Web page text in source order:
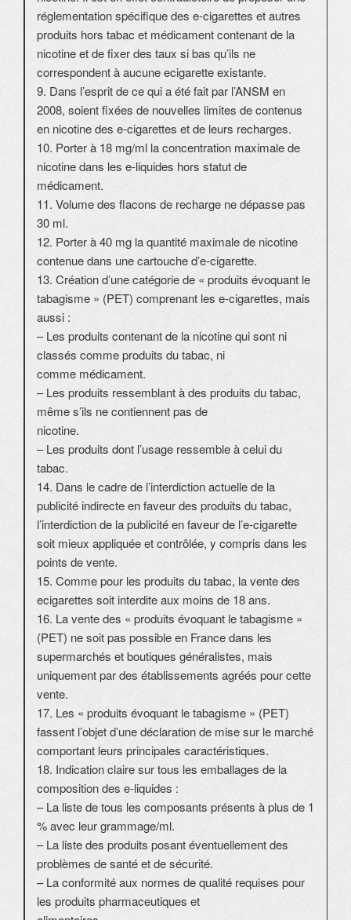
réglementation spécifique des e-cigarettes et autres
produits hors tabac et médicament contenant de la
nicotine et de fixer des taux si bas qu’ils ne
correspondent à aucune ecigarette existante.
9. Dans l’esprit de ce qui a été fait par l’ANSM en
2008, soient fixées de nouvelles limites de contenus
en nicotine des e-cigarettes et de leurs recharges.
10. Porter à 18 mg/ml la concentration maximale de
nicotine dans les e-liquides hors statut de
médicament.
11. Volume des flacons de recharge ne dépasse pas
30 ml.
12. Porter à 40 mg la quantité maximale de nicotine
contenue dans une cartouche d’e-cigarette.
13. Création d’une catégorie de « produits évoquant le
tabagisme » (PET) comprenant les e-cigarettes, mais
aussi :
– Les produits contenant de la nicotine qui sont ni
classés comme produits du tabac, ni
comme médicament.
– Les produits ressemblant à des produits du tabac,
même s’ils ne contiennent pas de
nicotine.
– Les produits dont l’usage ressemble à celui du
tabac.
14. Dans le cadre de l’interdiction actuelle de la
publicité indirecte en faveur des produits du tabac,
l’interdiction de la publicité en faveur de l’e-cigarette
soit mieux appliquée et contrôlée, y compris dans les
points de vente.
15. Comme pour les produits du tabac, la vente des
ecigarettes soit interdite aux moins de 18 ans.
16. La vente des « produits évoquant le tabagisme »
(PET) ne soit pas possible en France dans les
supermarchés et boutiques généralistes, mais
uniquement par des établissements agréés pour cette
vente.
17. Les « produits évoquant le tabagisme » (PET)
fassent l’objet d’une déclaration de mise sur le marché
comportant leurs principales caractéristiques.
18. Indication claire sur tous les emballages de la
composition des e-liquides :
– La liste de tous les composants présents à plus de 1
% avec leur grammage/ml.
– La liste des produits posant éventuellement des
problèmes de santé et de sécurité.
– La conformité aux normes de qualité requises pour
les produits pharmaceutiques et